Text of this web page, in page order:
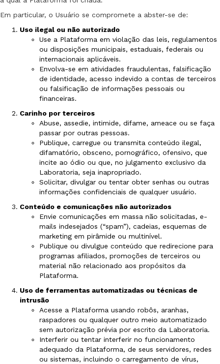
Em particular, o Usuário se compromete a abster-se de:
Uso ilegal ou não autorizado
Use a Plataforma em violação das leis, regulamentos
ou disposições municipais, estaduais, federais ou
internacionais aplicáveis.
Envolva-se em atividades fraudulentas, falsificação
de identidade, acesso indevido a contas de terceiros
ou falsificação de informações pessoais ou
financeiras.
Carinho por terceiros
Abuse, assedie, intimide, difame, ameace ou se faça
passar por outras pessoas.
Publique, carregue ou transmita conteúdo ilegal,
difamatório, obsceno, pornográfico, ofensivo, que
incite ao ódio ou que, no julgamento exclusivo da
Laboratoria, seja inapropriado.
Solicitar, divulgar ou tentar obter senhas ou outras
informações confidenciais de qualquer usuário.
Conteúdo e comunicações não autorizados
Envie comunicações em massa não solicitadas, e-
mails indesejados (“spam”), cadeias, esquemas de
marketing em pirâmide ou multinível.
Publique ou divulgue conteúdo que redirecione para
programas afiliados, promoções de terceiros ou
material não relacionado aos propósitos da
Plataforma.
Uso de ferramentas automatizadas ou técnicas de
intrusão
Acesse a Plataforma usando robôs, aranhas,
raspadores ou qualquer outro meio automatizado
sem autorização prévia por escrito da Laboratoria.
Interferir ou tentar interferir no funcionamento
adequado da Plataforma, de seus servidores, redes
ou sistemas, incluindo o carregamento de vírus,